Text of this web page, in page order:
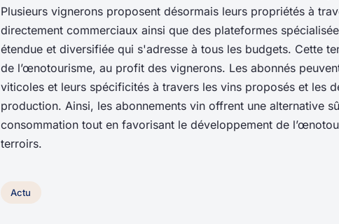
Plusieurs vignerons proposent désormais leurs propriétés à
directement commerciaux ainsi que des plateformes
étendue et diversifiée qui s'adresse à tous les budgets. Cette
de l’œnotourisme, au profit des vignerons. Les abonnés
viticoles et leurs spécificités à travers les vins proposés et les
production. Ainsi, les abonnements vin offrent une alternative
consommation tout en favorisant le développement de
terroirs.
Actu